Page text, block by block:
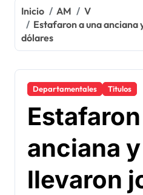
Inicio AM
V
Estafaron a una anciana
dólares
Departamentales Titulos
anciana
llevaron